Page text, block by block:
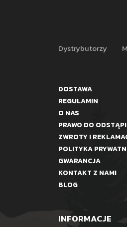
Dystrybutorzy
DOSTAWA
REGULAMIN
O NAS
PRAWO DO
ZWROTY I
POLITYKA
GWARANCJA
KONTAKT Z NAMI
BLOG
INFORMACJE